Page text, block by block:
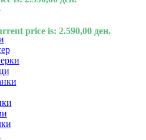
price is: 2.590,00 ден.